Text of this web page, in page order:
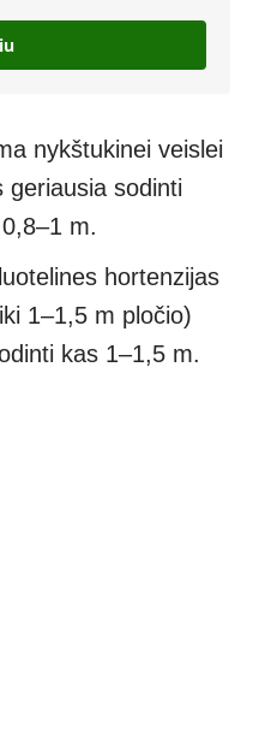
nykštukinei veislei
geriausia sodinti
m.
hortenzijas
1–1,5 m pločio)
kas 1–1,5 m.